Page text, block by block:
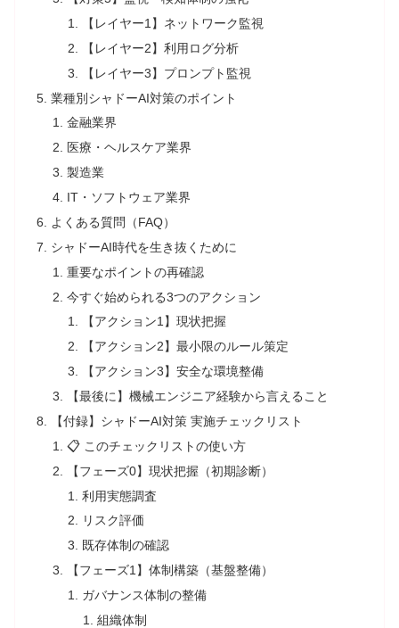
【レイヤー1】ネットワーク監視
【レイヤー2】利用ログ分析
【レイヤー3】プロンプト監視
業種別シャドーAI対策のポイント
金融業界
医療・ヘルスケア業界
製造業
IT・ソフトウェア業界
よくある質問（FAQ）
シャドーAI時代を生き抜くために
重要なポイントの再確認
今すぐ始められる3つのアクション
【アクション1】現状把握
【アクション2】最小限のルール策定
【アクション3】安全な環境整備
【最後に】機械エンジニア経験から言えること
【付録】シャドーAI対策 実施チェックリスト
📋 このチェックリストの使い方
【フェーズ0】現状把握（初期診断）
利用実態調査
リスク評価
既存体制の確認
【フェーズ1】体制構築（基盤整備）
ガバナンス体制の整備
組織体制